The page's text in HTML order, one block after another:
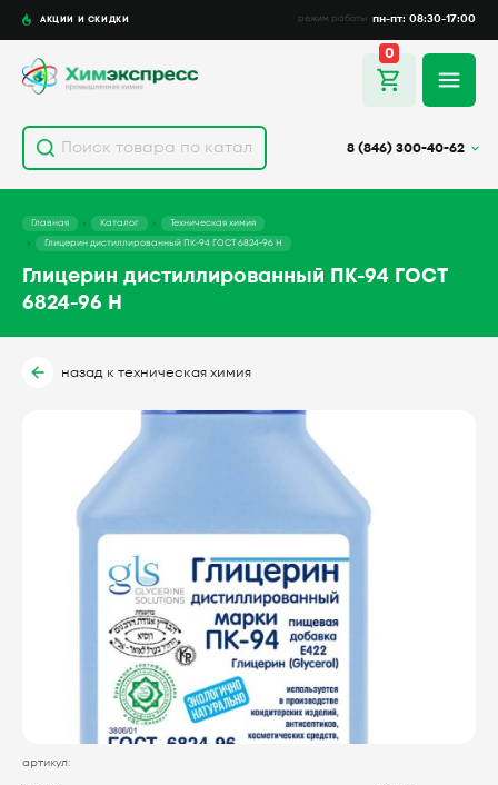
АКЦИИ И СКИДКИ режим работы пн-пт: 08:30-17:00
8 (846) 300-40-62
0
Главная Каталог
Техническая химия
Глицерин дистиллированный ПК-94 ГОСТ 6824-96 Н
Глицерин дистиллированный ПК-94 ГОСТ
6824-96 Н
назад к техническая химия
артикул: